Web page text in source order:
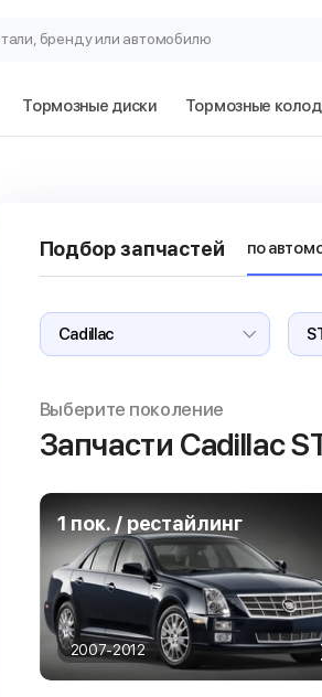
бренду или автомобилю
Тормозные диски Тормозные
Подбор запчастей по
Выберите поколение
Запчасти Cadillac
1 пок. / рестайлинг
2007-2012